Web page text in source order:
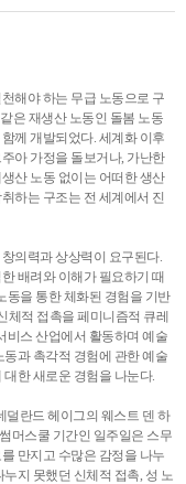
해야 하는 무급 노동으로 구
은 재생산 노동인 돌봄 노동
께 개발되었다. 세계화 이후
아 가정을 돌보거나, 가난한
산 노동 없이는 어떠한 생산
하는 구조는 전 세계에서 진
의력과 상상력이 요구된다.
배려와 이해가 필요하기 때
동을 통한 체화된 경험을 기반
적 접촉을 페미니즘적 큐레
비스 산업에서 활동하며 예술
과 촉각적 경험에 관한 예술
한 새로운 경험을 나눈다.
덜란드 헤이그의 웨스트 덴 하
머스쿨 기간인 일주일은 스무
만지고 수많은 감정을 나누
지 못했던 신체적 접촉, 성 노